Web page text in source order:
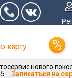
карту
нового
Записаться на